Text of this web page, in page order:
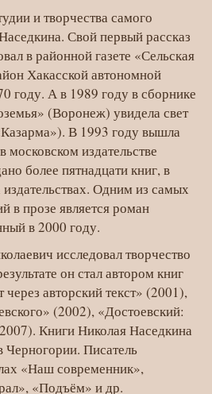
и творчества самого
Свой первый рассказ
в районной газете «Сельская
Хакасской автономной
году. А в 1989 году в сборнике
(Воронеж) увидела свет
В 1993 году вышла
московском издательстве
более пятнадцати книг, в
Одним из самых
в прозе является роман
в 2000 году.
исследовал творчество
он стал автором книг
авторский текст» (2001),
(2002), «Достоевский:
Книги Николая Наседкина
Писатель
«Наш современник»,
«Подъём» и др.